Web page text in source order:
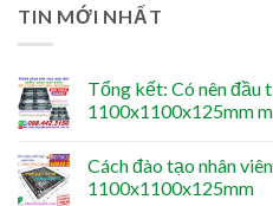
TIN MỚI NHẤT
Tổng kết: Có nên đầu
1100x1100x125mm
Cách đào tạo nhân
1100x1100x125mm